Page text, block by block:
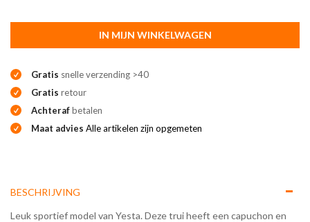
IN MIJN WINKELWAGEN
Gratis snelle verzending >40
Gratis retour
Achterafbetalen
Maat advies Alle artikelen zijn opgemeten
BESCHRIJVING
Leuk sportief model van Yesta. Deze trui heeft een capuchon en